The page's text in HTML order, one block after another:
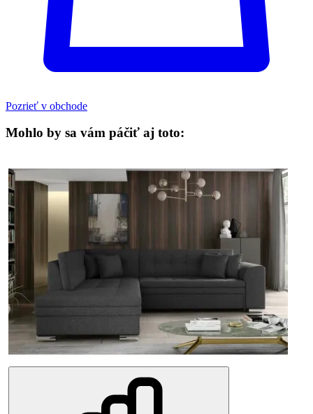
Pozrieť v obchode
Mohlo by sa vám páčiť aj toto: